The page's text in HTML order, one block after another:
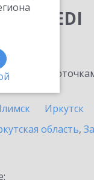
1C:EDI
Иркутск
область,